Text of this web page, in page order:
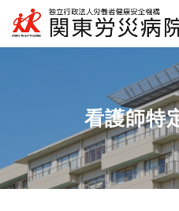
看護師特